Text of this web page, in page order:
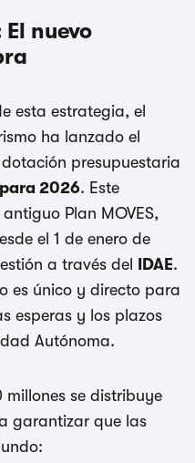
nuevo
esta estrategia, el
ha lanzado el
presupuestaria
2026. Este
Plan MOVES,
el 1 de enero de
a través del IDAE.
es único y directo para
esperas y los plazos
Autónoma.
se distribuye
garantizar que las